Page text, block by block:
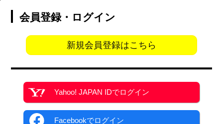
会員登録・ログイン
新規会員登録はこちら
Yahoo! JAPAN IDでログイン
Facebookでログイン